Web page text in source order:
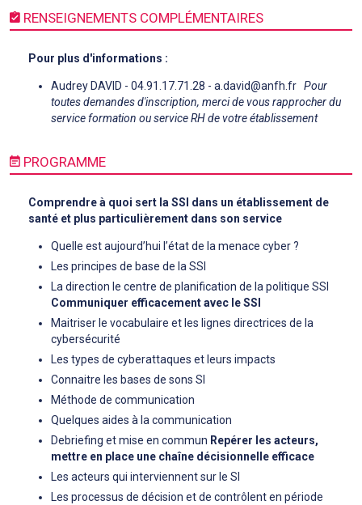
RENSEIGNEMENTS COMPLÉMENTAIRES
Pour plus d'informations :
Audrey DAVID - 04.91.17.71.28 - a.david@anfh.fr Pour
toutes demandes d'inscription, merci de vous rapprocher du
service formation ou service RH de votre établissement
PROGRAMME
Comprendre à quoi sert la SSI dans un établissement de
santé et plus particulièrement dans son service
Quelle est aujourd’hui l’état de la menace cyber ?
Les principes de base de la SSI
La direction le centre de planification de la politique SSI
Communiquer efficacement avec le SSI
Maitriser le vocabulaire et les lignes directrices de la
cybersécurité
Les types de cyberattaques et leurs impacts
Connaitre les bases de sons SI
Méthode de communication
Quelques aides à la communication
Debriefing et mise en commun Repérer les acteurs,
mettre en place une chaîne décisionnelle efficace
Les acteurs qui interviennent sur le SI
Les processus de décision et de contrôlent en période